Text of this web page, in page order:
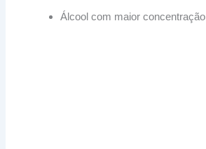
Álcool com maior concentração